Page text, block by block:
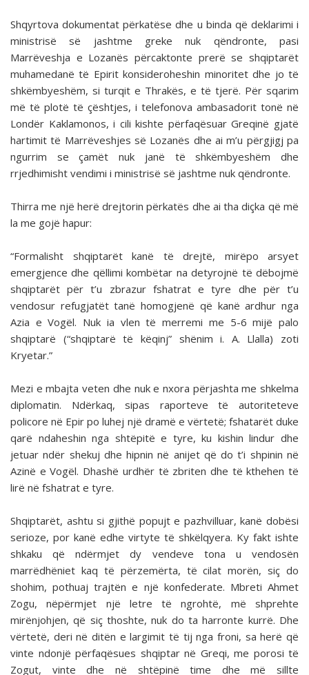
Shqyrtova dokumentat përkatëse dhe u binda që deklarimi i
ministrisë së jashtme greke nuk qëndronte, pasi
Marrëveshja e Lozanës përcaktonte prerë se shqiptarët
muhamedanë të Epirit konsideroheshin minoritet dhe jo të
shkëmbyeshëm, si turqit e Thrakës, e të tjerë. Për sqarim
më të plotë të çështjes, i telefonova ambasadorit tonë në
Londër Kaklamonos, i cili kishte përfaqësuar Greqinë gjatë
hartimit të Marrëveshjes së Lozanës dhe ai m’u përgjigj pa
ngurrim se çamët nuk janë të shkëmbyeshëm dhe
rrjedhimisht vendimi i ministrisë së jashtme nuk qëndronte.
Thirra me një herë drejtorin përkatës dhe ai tha diçka që më
la me gojë hapur:
“Formalisht shqiptarët kanë të drejtë, mirëpo arsyet
emergjence dhe qëllimi kombëtar na detyrojnë të dëbojmë
shqiptarët për t’u zbrazur fshatrat e tyre dhe për t’u
vendosur refugjatët tanë homogjenë që kanë ardhur nga
Azia e Vogël. Nuk ia vlen të merremi me 5-6 mijë palo
shqiptarë (“shqiptarë të këqinj” shënim i. A. Llalla) zoti
Kryetar.”
Mezi e mbajta veten dhe nuk e nxora përjashta me shkelma
diplomatin. Ndërkaq, sipas raporteve të autoriteteve
policore në Epir po luhej një dramë e vërtetë; fshatarët duke
qarë ndaheshin nga shtëpitë e tyre, ku kishin lindur dhe
jetuar ndër shekuj dhe hipnin në anijet që do t’i shpinin në
Azinë e Vogël. Dhashë urdhër të zbriten dhe të kthehen të
lirë në fshatrat e tyre.
Shqiptarët, ashtu si gjithë popujt e pazhvilluar, kanë dobësi
serioze, por kanë edhe virtyte të shkëlqyera. Ky fakt ishte
shkaku që ndërmjet dy vendeve tona u vendosën
marrëdhëniet kaq të përzemërta, të cilat morën, siç do
shohim, pothuaj trajtën e një konfederate. Mbreti Ahmet
Zogu, nëpërmjet një letre të ngrohtë, më shprehte
mirënjohjen, që siç thoshte, nuk do ta harronte kurrë. Dhe
vërtetë, deri në ditën e largimit të tij nga froni, sa herë që
vinte ndonjë përfaqësues shqiptar në Greqi, me porosi të
Zogut, vinte dhe në shtëpinë time dhe më sillte